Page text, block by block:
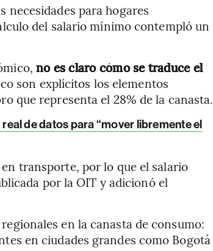
necesidades para hogares
del salario mínimo contempló un
no es claro cómo se traduce el
son explícitos los elementos
que representa el 28% de la canasta.
de datos para “mover libremente el
transporte, por lo que el salario
por la OIT y adicionó el
en la canasta de consumo:
en ciudades grandes como Bogotá